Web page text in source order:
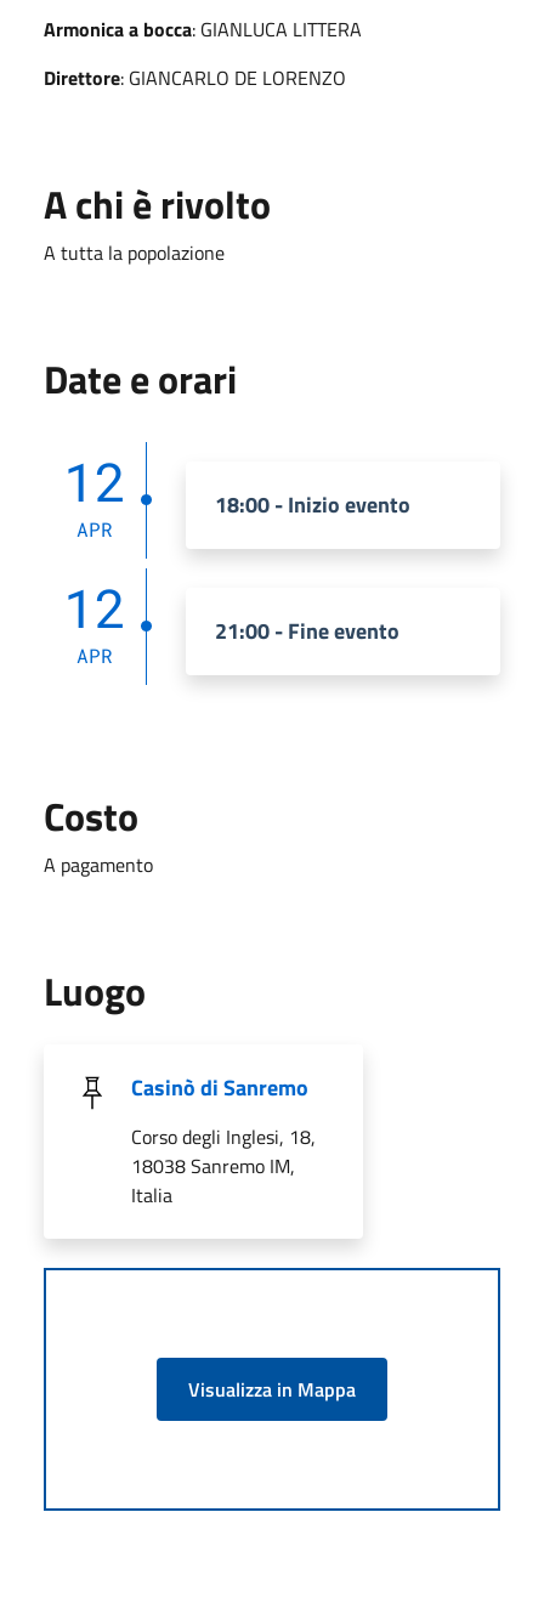
Armonica a bocca: GIANLUCA LITTERA
Direttore: GIANCARLO DE LORENZO
A chi è rivolto
A tutta la popolazione
Date e orari
12
APR
18:00 - Inizio evento
12
APR
21:00 - Fine evento
Costo
A pagamento
Luogo
Casinò di Sanremo
Corso degli Inglesi, 18,
18038 Sanremo IM,
Italia
Visualizza in Mappa